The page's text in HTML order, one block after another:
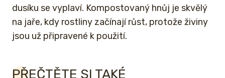
dusíku se vyplaví. Kompostovaný hnůj je skvělý
na jaře, kdy rostliny začínají růst, protože živiny
jsou už připravené k použití.
PŘEČTĚTE SI TAKÉ